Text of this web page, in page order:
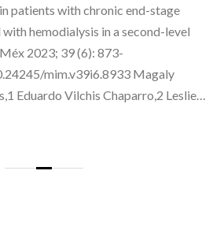
patients with chronic end-stage
hemodialysis in a second-level
2023; 39 (6): 873-
mim.v39i6.8933 Magaly
Eduardo Vilchis Chaparro,2 Leslie…